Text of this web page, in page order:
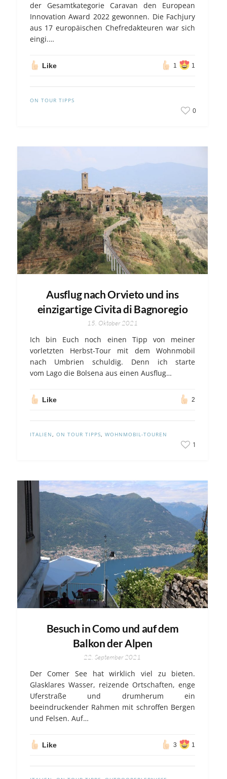
der Gesamtkategorie Caravan den European
Innovation Award 2022 gewonnen. Die Fachjury
aus 17 europäischen Chefredakteuren war sich
eingi.…
Like 1 1
ON TOUR TIPPS
0
Ausflug nach Orvieto und ins
einzigartige Civita di Bagnoregio
15. Oktober 2021
Ich bin Euch noch einen Tipp von meiner
vorletzten Herbst-Tour mit dem Wohnmobil
nach Umbrien schuldig. Denn ich starte
vom Lago die Bolsena aus einen Ausflug…
Like 2
ITALIEN, ON TOUR TIPPS, WOHNMOBIL-TOUREN
1
Besuch in Como und auf dem
Balkon der Alpen
22. September 2021
Der Comer See hat wirklich viel zu bieten.
Glasklares Wasser, reizende Ortschaften, enge
Uferstraße und drumherum ein
beeindruckender Rahmen mit schroffen Bergen
und Felsen. Auf…
Like 3 1